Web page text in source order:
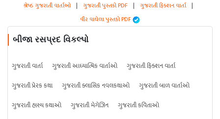
શ્રેષ્ઠ ગુજરાતી વાર્તાઓ | ગુજરાતી પુસ્તકો PDF | ગુજરાતી ફિક્શન વાર્તા |
વીર વાઘેલા પુસ્તકો PDF
બીજા રસપ્રદ વિકલ્પો
ગુજરાતી વાર્તા ગુજરાતી આધ્યાત્મિક વાર્તાઓ
ગુજરાતી ફિક્શન વાર્તા
ગુજરાતી પ્રેરક કથા
ગુજરાતી ક્લાસિક નવલકથાઓ
ગુજરાતી બાળ વાર્તાઓ
ગુજરાતી હાસ્ય કથાઓ
ગુજરાતી મેગેઝિન
ગુજરાતી કવિતાઓ